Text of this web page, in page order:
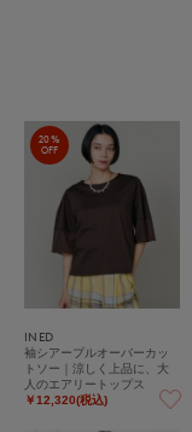
20%
OFF
INED
袖シアープルオーバーカッ
トソー｜涼しく上品に、大
人のエアリートップス
￥12,320(税込)